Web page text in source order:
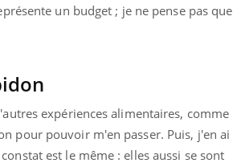
un budget ; je ne pense pas que
expériences alimentaires, comme
pour pouvoir m'en passer. Puis, j'en ai
est le même : elles aussi se sont